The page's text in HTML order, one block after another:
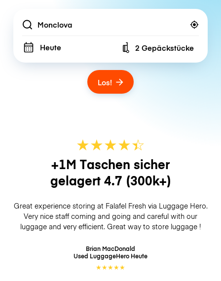
Location
Heute Number of bags
2 Gepäckstücke
Los!
★★★★☆
★
+1M Taschen sicher
gelagert 4.7 (300k+)
Great experience storing at Falafel Fresh via Luggage Hero.
Very nice staff coming and going and careful with our
luggage and very efficient. Great way to store luggage !
Brian MacDonald
Used LuggageHero Heute
★★★★★